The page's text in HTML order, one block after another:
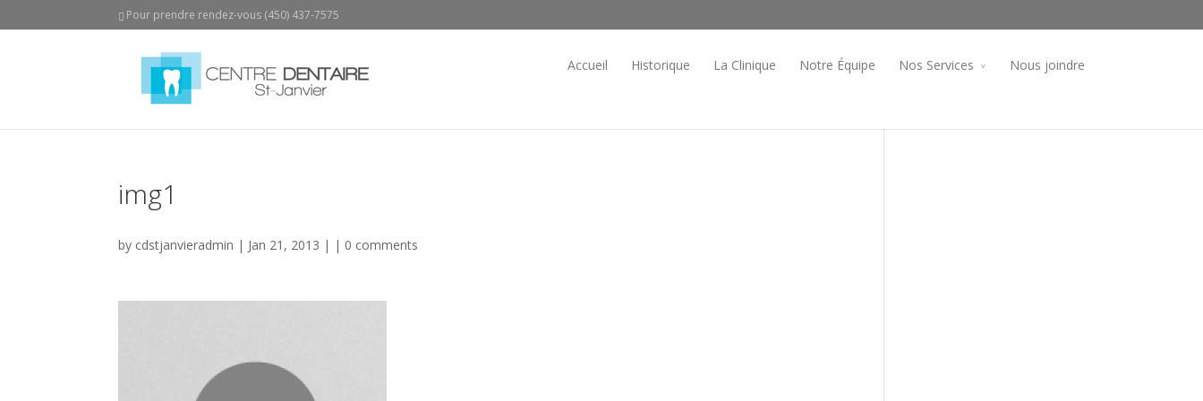
Pour prendre rendez-vous (450) 437-7575
Accueil Historique La Clinique Notre Équipe Nos Services Nous joindre
img1
by cdstjanvieradmin | Jan 21, 2013 | | 0 comments